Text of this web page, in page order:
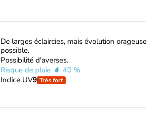
De larges éclaircies, mais évolution orageuse
possible.
Possibilité d'averses.
Risque de pluie
40 %
Indice UV9 Très fort